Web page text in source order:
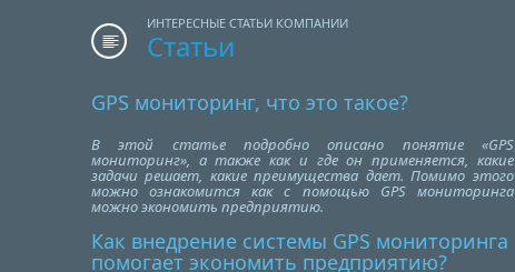
ИНТЕРЕСНЫЕ СТАТЬИ КОМПАНИИ
Статьи
GPS мониторинг, что это такое?
В этой статье подробно описано понятие «GPS
мониторинг», а также как и где он применяется, какие
задачи решает, какие преимущества дает. Помимо этого
можно ознакомится как с помощью GPS мониторинга
можно экономить предприятию.
Как внедрение системы GPS мониторинга
помогает экономить предприятию?